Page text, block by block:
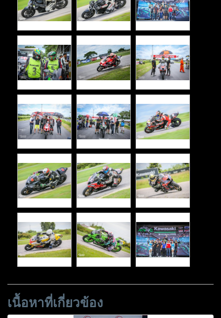
เนื้อหาที่เกี่ยวข้อง